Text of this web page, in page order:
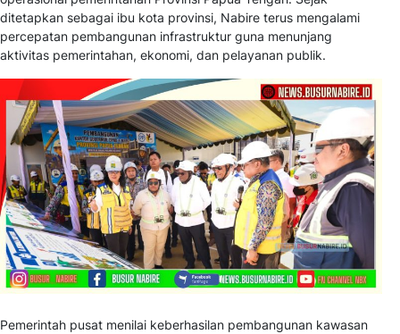
ditetapkan sebagai ibu kota provinsi, Nabire terus mengalami
percepatan pembangunan infrastruktur guna menunjang
aktivitas pemerintahan, ekonomi, dan pelayanan publik.
Pemerintah pusat menilai keberhasilan pembangunan kawasan